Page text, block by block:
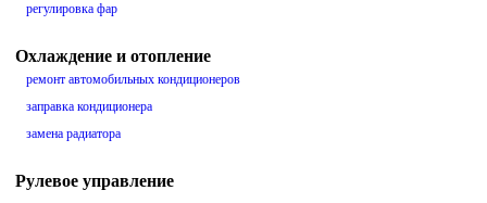
регулировка фар
Охлаждение и отопление
ремонт автомобильных кондиционеров
заправка кондиционера
замена радиатора
Рулевое управление